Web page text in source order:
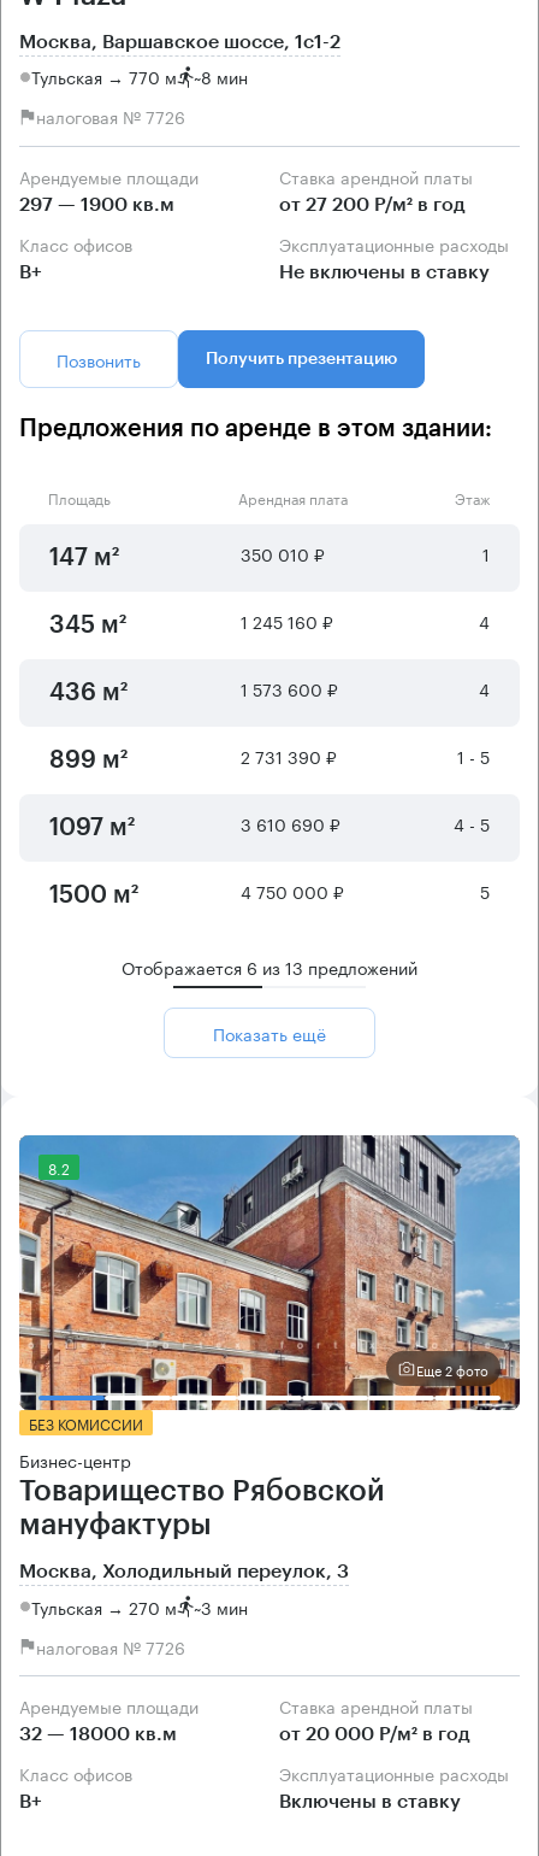
Москва, Варшавское шоссе, 1с1-2
Тульская → 770 м ~8 мин
налоговая № 7726
Арендуемые площади
297 — 1900 кв.м
Ставка арендной платы
от 27 200 Р/м² в год
Класс офисов
B+
Эксплуатационные расходы
Не включены в ставку
Позвонить Получить презентацию
Предложения по аренде в этом здании:
Площадь Арендная плата Этаж
147 м² 350 010 ₽ 1
345 м² 1 245 160 ₽ 4
436 м² 1 573 600 ₽ 4
899 м² 2 731 390 ₽ 1 - 5
1097 м² 3 610 690 ₽ 4 - 5
1500 м² 4 750 000 ₽ 5
Отображается 6 из13 предложений
Показать ещё
8.2
Еще 2 фото
БЕЗ КОМИССИИ
Бизнес-центр
Товарищество Рябовской
мануфактуры
Москва, Холодильный переулок, 3
Тульская → 270 м ~3 мин
налоговая № 7726
Арендуемые площади
32 — 18000 кв.м
Ставка арендной платы
от 20 000 Р/м² в год
Класс офисов
B+
Эксплуатационные расходы
Включены в ставку